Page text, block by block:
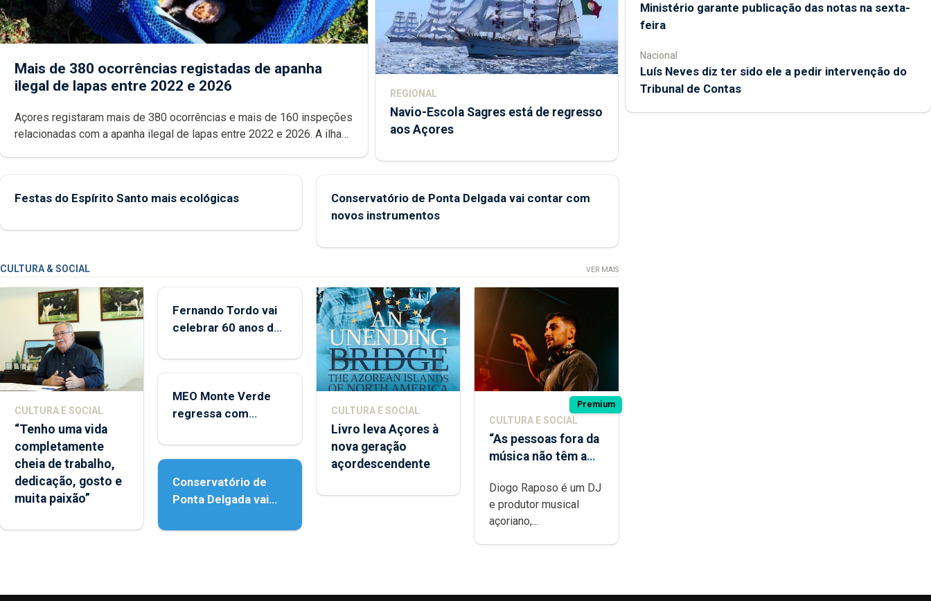
Mais de 380 ocorrências registadas de apanha
ilegal de lapas entre 2022 e 2026
Açores registaram mais de 380 ocorrências e mais de 160 inspeções
relacionadas com a apanha ilegal de lapas entre 2022 e 2026. A ilha
REGIONAL
Navio-Escola Sagres está de regresso
aos Açores
Festas do Espírito Santo mais ecológicas
Conservatório de Ponta Delgada vai contar com
novos instrumentos
CULTURA & SOCIAL VER MAIS
CULTURA E SOCIAL
“Tenho uma vida
completamente
cheia de trabalho,
dedicação, gosto e
muita paixão”
Fernando Tordo vai
celebrar 60 anos de
Micaelense
MEO Monte Verde
regressa com
acessibilidade
Conservatório de
Ponta Delgada vai
instrumentos
CULTURA E SOCIAL
Livro leva Açores à
nova geração
açordescendente
Premium
CULTURA E SOCIAL
“As pessoas fora da
música não têm a
difícil é produzir
uma música”
Diogo Raposo é um DJ
e produtor musical
açoriano,...
Ministério garante publicação das notas na sexta-
feira
Nacional
Luís Neves diz ter sido ele a pedir intervenção do
Tribunal de Contas